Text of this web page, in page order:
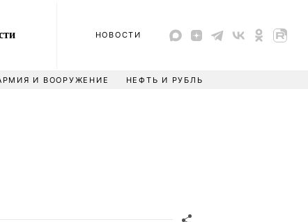
НОВОСТИ
И ВООРУЖЕНИЕ НЕФТЬ И РУБЛЬ